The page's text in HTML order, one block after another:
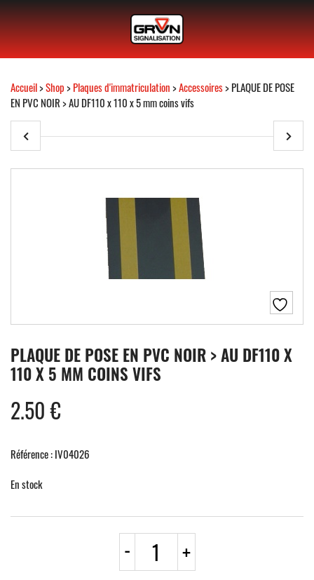
Accueil>Shop>Plaques d'immatriculation>Accessoires> PLAQUE DE POSE
EN PVC NOIR > AU DF110 x 110 x 5 mm coins vifs
PLAQUE DE POSE EN PVC NOIR > AU DF110 X
110 X 5 MM COINS VIFS
2.50€
Référence : IV04026
En stock
- quantité
PLAQUE
+